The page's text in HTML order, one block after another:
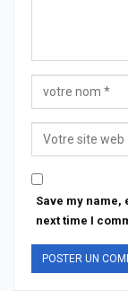
Save my
next time I